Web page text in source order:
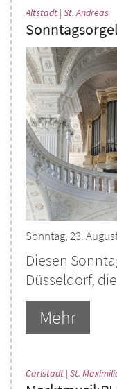
Altstadt | St. Andreas
Sonntagsorgel
Sonntag, 23.
Diesen
Düsseldorf,
Mehr
Carlstadt | St.